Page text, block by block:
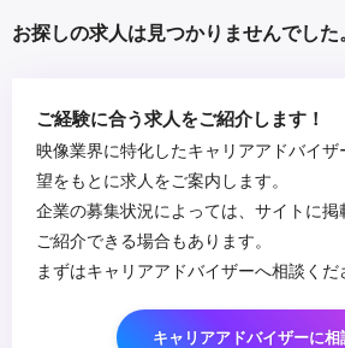
お探しの求人は見つかりませんでした。
ご経験に合う求人をご紹介します！
映像業界に特化したキャリアアドバイ
望をもとに求人をご案内します。
企業の募集状況によっては、サイトに掲
ご紹介できる場合もあります。
まずはキャリアアドバイザーへ相談くだ
キャリアアドバイザーに相